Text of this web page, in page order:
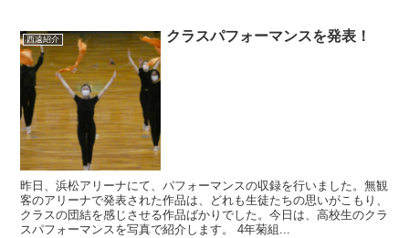
西遠紹介 クラスパフォーマンスを発表！
昨日、浜松アリーナにて、パフォーマンスの収録を行いました。無観
客のアリーナで発表された作品は、どれも生徒たちの思いがこもり、
クラスの団結を感じさせる作品ばかりでした。今日は、高校生のクラ
スパフォーマンスを写真で紹介します。 4年菊組...